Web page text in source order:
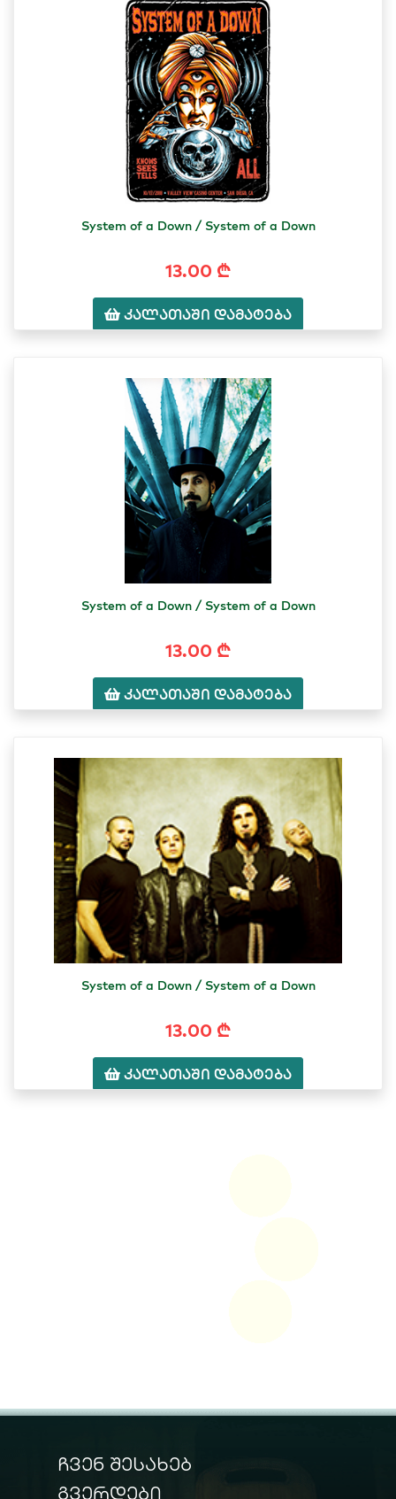
System of a Down / System of a Down
13.00 ₾
კალათაში დამატება
System of a Down / System of a Down
13.00 ₾
კალათაში დამატება
System of a Down / System of a Down
13.00 ₾
კალათაში დამატება
ჩვენ შესახებ
გვერდები